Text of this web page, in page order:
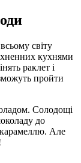
світу
кухнями
раклет і
пройти
Солодощі
до
карамеллю. Але